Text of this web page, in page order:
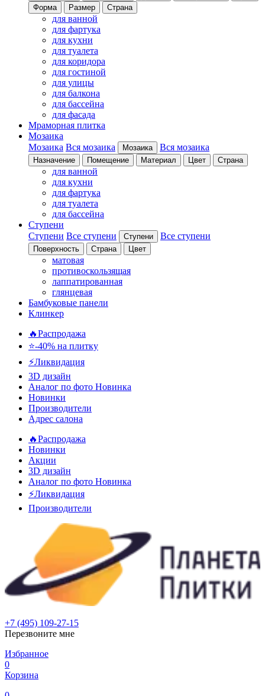
Форма
Размер Страна
для ванной
для фартука
для кухни
для туалета
для коридора
для гостиной
для улицы
для балкона
для бассейна
для фасада
Мраморная плитка
Мозаика
Мозаика Вся мозаика Мозаика Вся мозаика
Назначение Помещение Материал Цвет Страна
для ванной
для кухни
для фартука
для туалета
для бассейна
Ступени
Ступени Все ступени Ступени Все ступени
Поверхность Страна Цвет
матовая
противоскользящая
лаппатированная
глянцевая
Бамбуковые панели
Клинкер
🔥Распродажа
⭐-40% на плитку
⚡️Ликвидация
3D дизайн
Аналог по фото Новинка
Новинки
Производители
Адрес салона
🔥Распродажа
Новинки
Акции
3D дизайн
Аналог по фото Новинка
⚡Ликвидация
Производители
+7 (495) 109-27-15
Перезвоните мне
Избранное
0
Корзина